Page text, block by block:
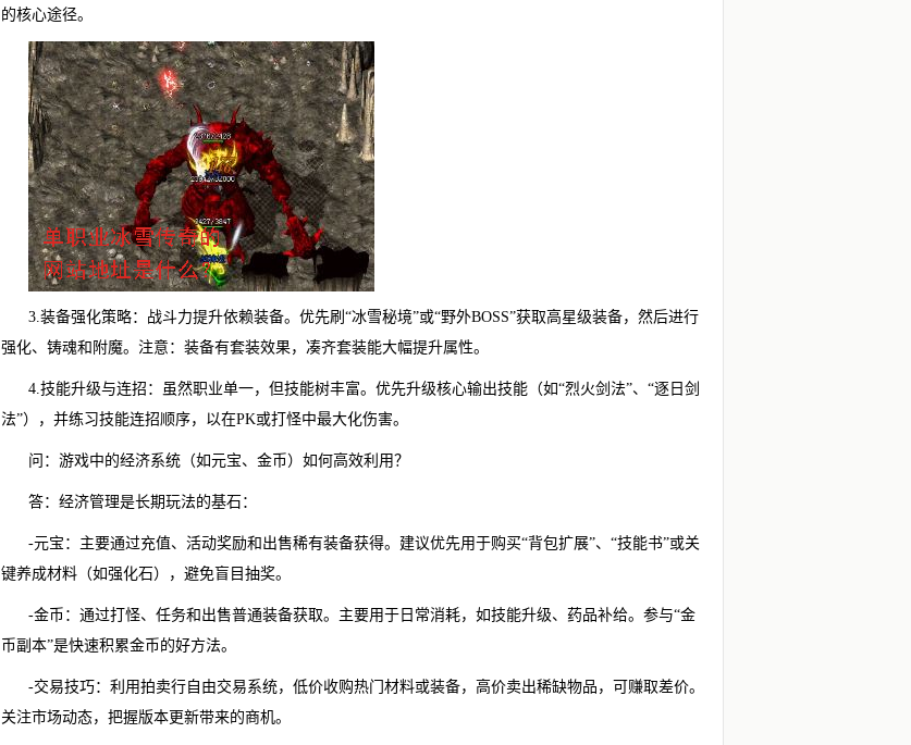
的核心途径。
3.装备强化策略：战斗力提升依赖装备。优先刷“冰雪秘境”或“野外BOSS”获取高星级装备，然后进行
强化、铸魂和附魔。注意：装备有套装效果，凑齐套装能大幅提升属性。
4.技能升级与连招：虽然职业单一，但技能树丰富。优先升级核心输出技能（如“烈火剑法”、“逐日剑
法”），并练习技能连招顺序，以在PK或打怪中最大化伤害。
问：游戏中的经济系统（如元宝、金币）如何高效利用？
答：经济管理是长期玩法的基石：
-元宝：主要通过充值、活动奖励和出售稀有装备获得。建议优先用于购买“背包扩展”、“技能书”或关
键养成材料（如强化石），避免盲目抽奖。
-金币：通过打怪、任务和出售普通装备获取。主要用于日常消耗，如技能升级、药品补给。参与“金
币副本”是快速积累金币的好方法。
-交易技巧：利用拍卖行自由交易系统，低价收购热门材料或装备，高价卖出稀缺物品，可赚取差价。
关注市场动态，把握版本更新带来的商机。